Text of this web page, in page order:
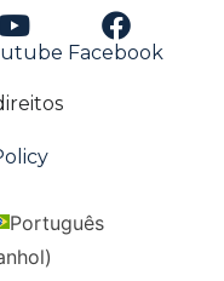
Facebook
Português
)